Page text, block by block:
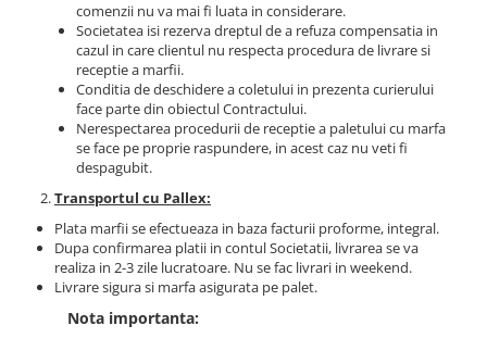
comenzii nu va mai fi luata in considerare.
Societatea isi rezerva dreptul de a refuza compensatia in
cazul in care clientul nu respecta procedura de livrare si
receptie a marfii.
Conditia de deschidere a coletului in prezenta curierului
face parte din obiectul Contractului.
Nerespectarea procedurii de receptie a paletului cu marfa
se face pe proprie raspundere, in acest caz nu veti fi
despagubit.
Transportul cu Pallex:
Plata marfii se efectueaza in baza facturii proforme, integral.
Dupa confirmarea platii in contul Societatii, livrarea se va
realiza in 2-3 zile lucratoare. Nu se fac livrari in weekend.
Livrare sigura si marfa asigurata pe palet.
Nota importanta: